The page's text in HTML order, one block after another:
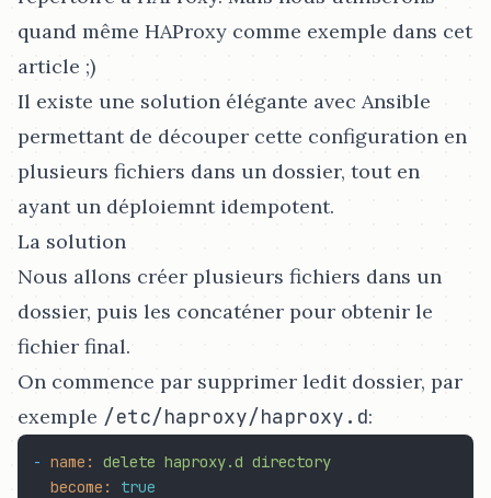
quand même HAProxy comme exemple dans cet
article ;)
Il existe une solution élégante avec Ansible
permettant de découper cette configuration en
plusieurs fichiers dans un dossier, tout en
ayant un déploiemnt idempotent.
La solution
Nous allons créer plusieurs fichiers dans un
dossier, puis les concaténer pour obtenir le
fichier final.
On commence par supprimer ledit dossier, par
exemple /etc/haproxy/haproxy.d:
- name: delete haproxy.d directory
become:
true